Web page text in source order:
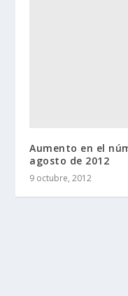
Aumento en el
agosto de 2012
9 octubre, 2012